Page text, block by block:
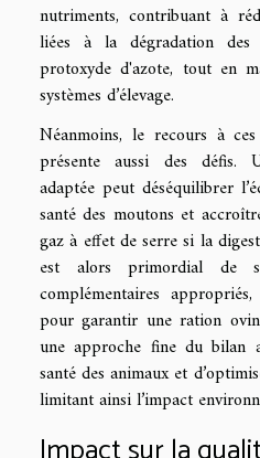
nutriments, contribuant à
liées à la dégradation des
protoxyde d'azote, tout en
systèmes d’élevage.
Néanmoins, le recours à
présente aussi des défis.
adaptée peut déséquilibrer
santé des moutons et
gaz à effet de serre si la
est alors primordial de
complémentaires
pour garantir une ration
une approche fine du bilan
santé des animaux et
limitant ainsi l’impact